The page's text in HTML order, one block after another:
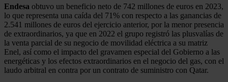
Endesa obtuvo un beneficio neto de 742 millones de euros en 2023,
lo que representa una caída del 71% con respecto a las ganancias de
2.541 millones de euros del ejercicio anterior, por la menor presencia
de extraordinarios, ya que en 2022 el grupo registró las plusvalías de
la venta parcial de su negocio de movilidad eléctrica a su matriz
Enel, así como el impacto del gravamen especial del Gobierno a las
energéticas y los efectos extraordinarios en el negocio del gas, con el
laudo arbitral en contra por un contrato de suministro con Qatar.